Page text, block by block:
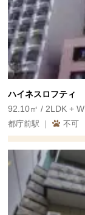
ハイネスロフティ
92.10㎡ / 2LDK + W
都庁前駅 ｜ 不可